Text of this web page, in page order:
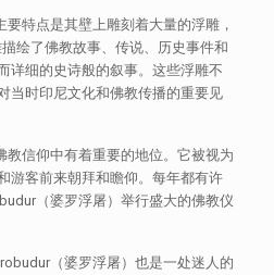
特点是其壁上雕刻着大量的浮雕，
绘了佛教故事、传说、历史事件和
详细的史诗般的叙事。这些浮雕不
当时印尼文化和佛教传播的重要见
信仰中有着重要的地位。它被视为
游客前来朝拜和瞻仰。每年都有许
（婆罗浮屠）举行盛大的佛教仪
（婆罗浮屠）也是一处迷人的